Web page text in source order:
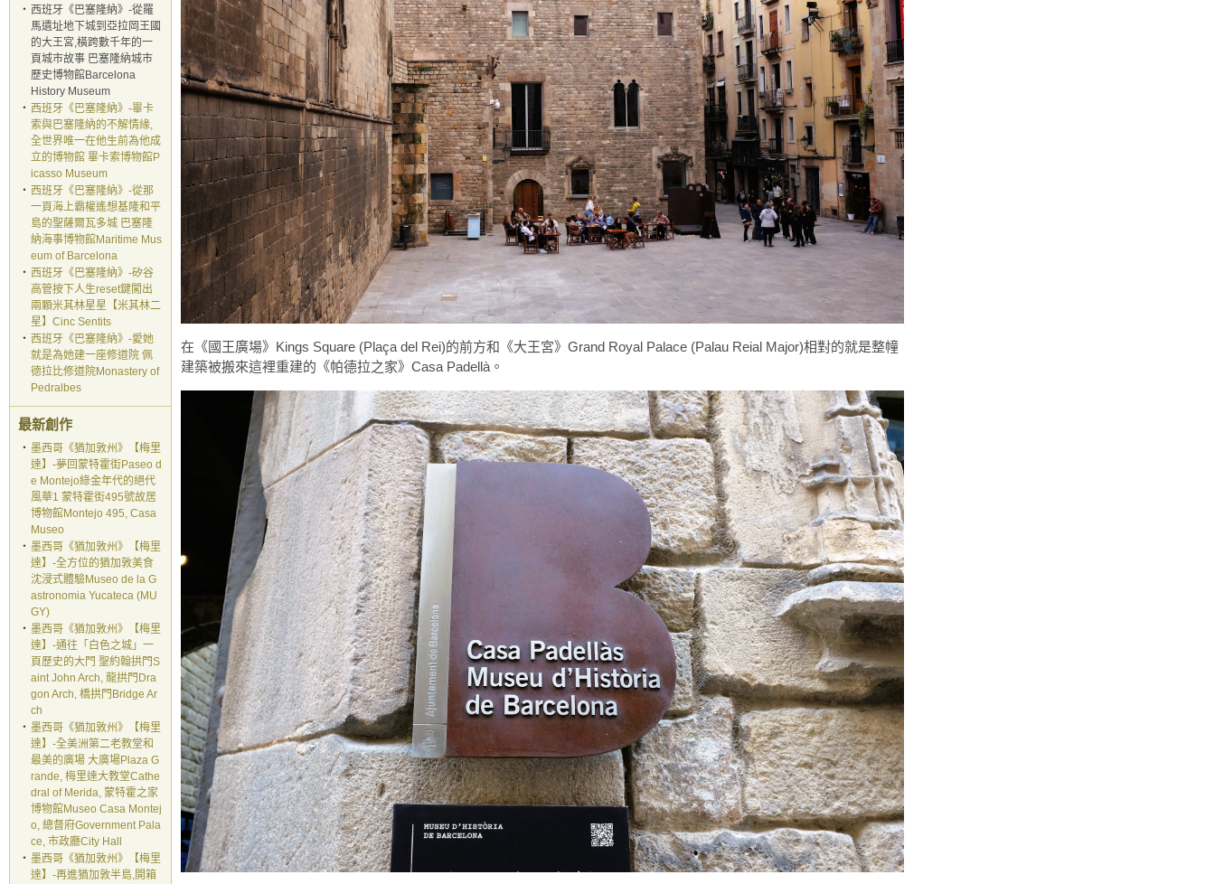
‧ 西班牙《巴塞隆納》-從羅
馬遺址地下城到亞拉岡王國
的大王宮,橫跨數千年的一
頁城市故事 巴塞隆納城市
歷史博物館Barcelona
History Museum
‧ 西班牙《巴塞隆納》-畢卡
索與巴塞隆納的不解情緣,
全世界唯一在他生前為他成
立的博物館 畢卡索博物館P
icasso Museum
‧ 西班牙《巴塞隆納》-從那
一頁海上霸權遙想基隆和平
島的聖薩爾瓦多城 巴塞隆
納海事博物館Maritime Mus
eum of Barcelona
‧ 西班牙《巴塞隆納》-矽谷
高管按下人生reset鍵闖出
兩顆米其林星星【米其林二
星】Cinc Sentits
‧ 西班牙《巴塞隆納》-愛她
就是為她建一座修道院 佩
德拉比修道院Monastery of
Pedralbes
最新創作
‧ 墨西哥《猶加敦州》【梅里
達】-夢回蒙特霍街Paseo d
e Montejo綠金年代的絕代
風華1 蒙特霍街495號故居
博物館Montejo 495, Casa
Museo
‧ 墨西哥《猶加敦州》【梅里
達】-全方位的猶加敦美食
沈浸式體驗Museo de la G
astronomia Yucateca (MU
GY)
‧ 墨西哥《猶加敦州》【梅里
達】-通往「白色之城」一
頁歷史的大門 聖約翰拱門S
aint John Arch, 龍拱門Dra
gon Arch, 橋拱門Bridge Ar
ch
‧ 墨西哥《猶加敦州》【梅里
達】-全美洲第二老教堂和
最美的廣場 大廣場Plaza G
rande, 梅里達大教堂Cathe
dral of Merida, 蒙特霍之家
博物館Museo Casa Montej
o, 總督府Government Pala
ce, 市政廳City Hall
‧ 墨西哥《猶加敦州》【梅里
達】-再進猶加敦半島,開箱
在《國王廣場》Kings Square (Plaça del Rei)的前方和《大王宮》Grand Royal Palace (Palau Reial Major)相對的就是整幢
建築被搬來這裡重建的《帕德拉之家》Casa Padellà。